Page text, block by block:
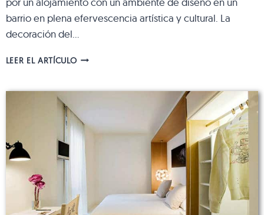
barrio en plena efervescencia artística y cultural. La
decoración del…
LEER EL ARTÍCULOBARCELÓ
HOTEL
CON
TOQUES